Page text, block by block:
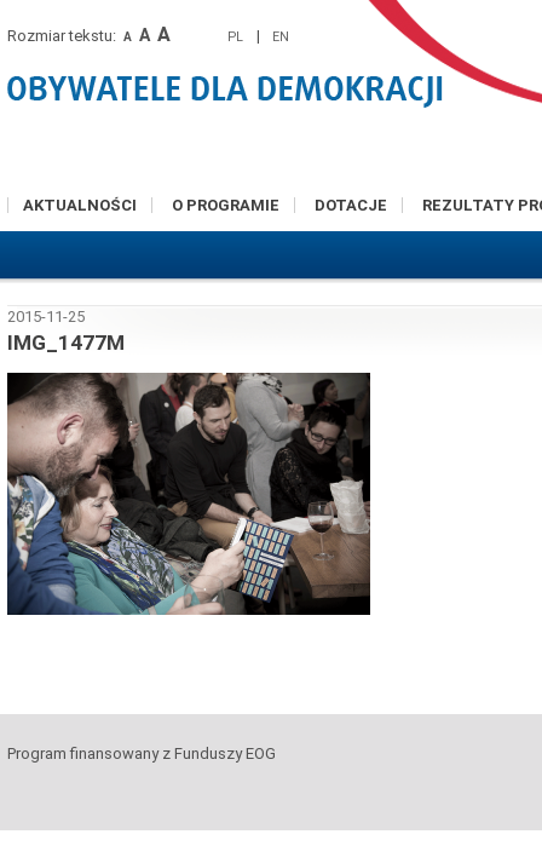
Rozmiar tekstu: A A A PL | EN
AKTUALNOŚCI O PROGRAMIE DOTACJE REZULTATY
2015-11-25
IMG_1477M
Program finansowany z Funduszy EOG